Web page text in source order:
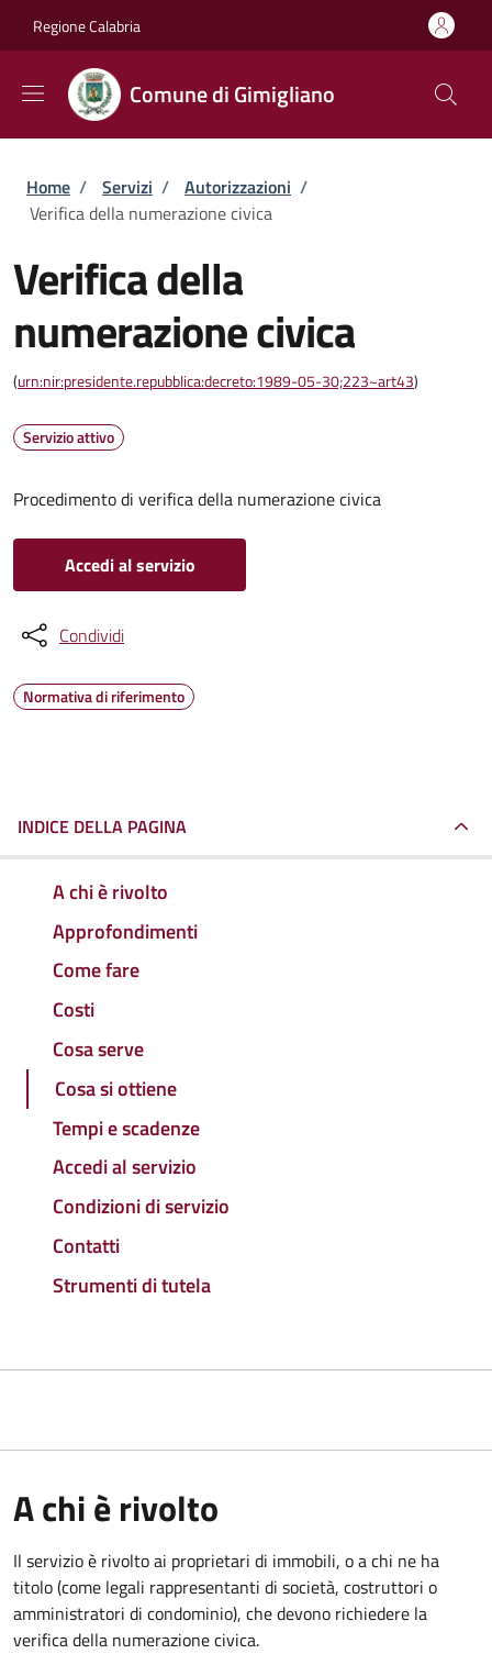
Regione Calabria
Comune di Gimigliano
Briciole di pane
Home / Servizi / Autorizzazioni /
Verifica della numerazione civica
Verifica della
numerazione civica
(urn:nir:presidente.repubblica:decreto:1989-05-30;223~art43)
Servizio attivo
Procedimento di verifica della numerazione civica
Accedi al servizio
Condividi
Normativa di riferimento
INDICE DELLA PAGINA
A chi è rivolto
Approfondimenti
Come fare
Costi
Cosa serve
Cosa si ottiene
Tempi e scadenze
Accedi al servizio
Condizioni di servizio
Contatti
Strumenti di tutela
A chi è rivolto
Il servizio è rivolto ai proprietari di immobili, o a chi ne ha
titolo (come legali rappresentanti di società, costruttori o
amministratori di condominio), che devono richiedere la
verifica della numerazione civica.